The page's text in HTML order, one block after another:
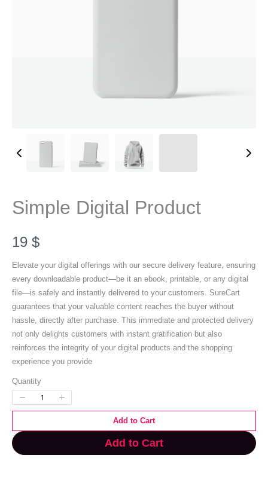
Simple Digital Product
N
o
w
19 $
Elevate your digital offerings with our secure delivery feature, ensuring
every downloadable product—be it an ebook, printable, or any digital
file—is safely and instantly delivered to your customers. SureCart
guarantees that your valuable content reaches the buyer without
hassle, directly after purchase. This immediate and protected delivery
not only delights customers with instant gratification but also
reinforces the integrity of your digital products and the shopping
experience you provide
Quantity
Add to Cart
Add to Cart
Write a review
Your rating
Title*